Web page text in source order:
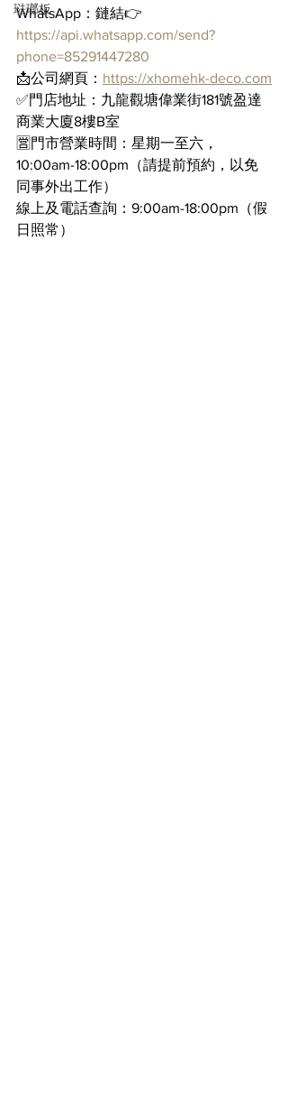
琺瑯板
WhatsApp：鏈結👉
https://api.whatsapp.com/send?
phone=85291447280
📩公司網頁： https://xhomehk-deco.com
✅門店地址：九龍觀塘偉業街181號盈達
商業大廈8樓B室
🈺門市營業時間：星期一至六，
10:00am-18:00pm（請提前預約，以免
同事外出工作）
線上及電話查詢：9:00am-18:00pm（假
日照常）